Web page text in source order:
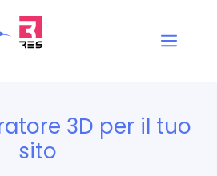
3D per il tuo
sito